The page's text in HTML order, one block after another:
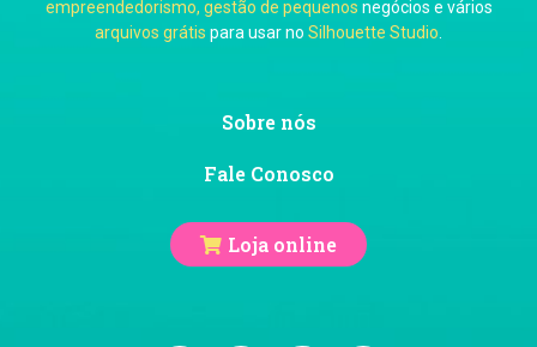
Ju Mirthes
empreendedorismo, gestão de pequenos negócios e vários
arquivos grátis para usar no Silhouette Studio
Sobre nós
Fale Conosco
Loja online